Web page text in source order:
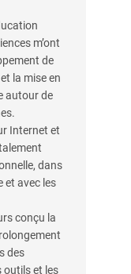
m’ont
de
la mise en
autour de
Internet et
dans
et avec les
conçu la
des
outils et les